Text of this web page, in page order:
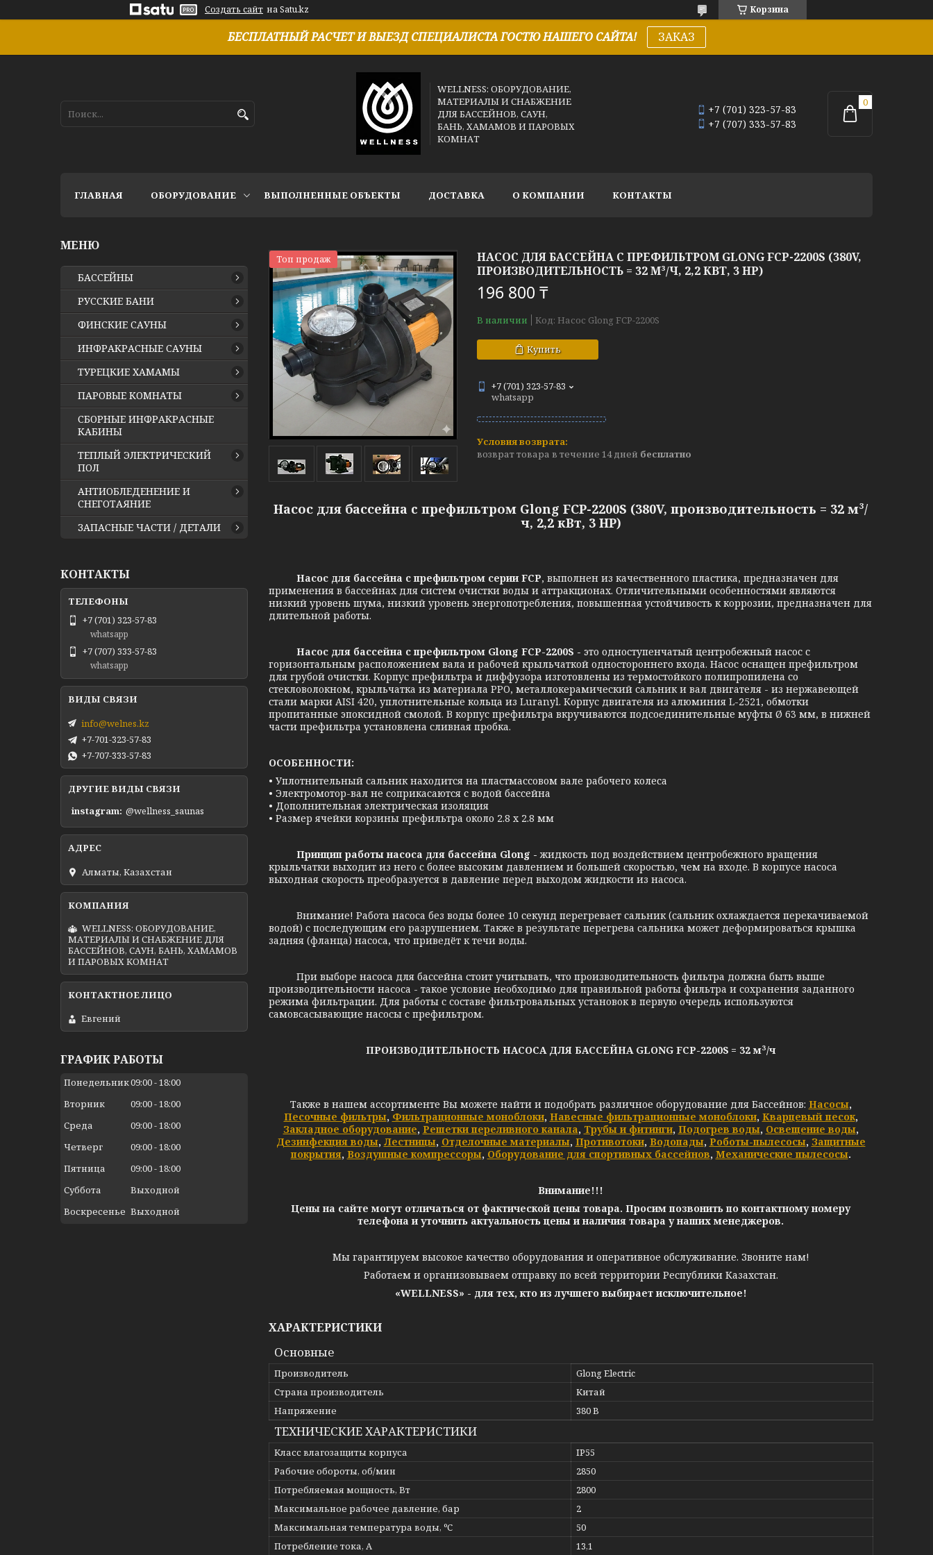
Создать сайт на Satu.kz Корзина
БЕСПЛАТНЫЙ РАСЧЕТ И ВЫЕЗД СПЕЦИАЛИСТА ГОСТЮ НАШЕГО САЙТА! ЗАКАЗ
WELLNESS: ОБОРУДОВАНИЕ,
МАТЕРИАЛЫ И СНАБЖЕНИЕ
ДЛЯ БАССЕЙНОВ, САУН,
БАНЬ, ХАМАМОВ И ПАРОВЫХ
КОМНАТ
+7 (701) 323-57-83
+7 (707) 333-57-83
ГЛАВНАЯ ОБОРУДОВАНИЕ ВЫПОЛНЕННЫЕ ОБЪЕКТЫ ДОСТАВКА О КОМПАНИИ КОНТАКТЫ
Топ продаж
НАСОС ДЛЯ БАССЕЙНА C ПРЕФИЛЬТРОМ GLONG FCP-2200S (380V,
ПРОИЗВОДИТЕЛЬНОСТЬ = 32 М³/Ч, 2,2 КВТ, 3 HP)
196 800 ₸
В наличии Код: Насос Glong FCP-2200S
Купить
+7 (701) 323-57-83
whatsapp
возврат товара в течение 14 дней бесплатно
Насос для бассейна c префильтром Glong FCP-2200S (380V, производительность = 32 м³/
ч, 2,2 кВт, 3 HP)
Насос для бассейна с префильтром серии FCP, выполнен из качественного пластика, предназначен для
применения в бассейнах для систем очистки воды и аттракционах. Отличительными особенностями являются
низкий уровень шума, низкий уровень энергопотребления, повышенная устойчивость к коррозии, предназначен для
длительной работы.
Насос для бассейна с префильтром Glong FCP-2200S - это одноступенчатый центробежный насос с
горизонтальным расположением вала и рабочей крыльчаткой одностороннего входа. Насос оснащен префильтром
для грубой очистки. Корпус префильтра и диффузора изготовлены из термостойкого полипропилена со
стекловолокном, крыльчатка из материала PPO, металлокерамический сальник и вал двигателя - из нержавеющей
стали марки AISI 420, уплотнительные кольца из Luranyl. Корпус двигателя из алюминия L-2521, обмотки
пропитанные эпоксидной смолой. В корпус префильтра вкручиваются подсоединительные муфты Ø 63 мм, в нижней
части префильтра установлена сливная пробка.
ОСОБЕННОСТИ:
• Уплотнительный сальник находится на пластмассовом вале рабочего колеса
• Электромотор-вал не соприкасаются с водой бассейна
• Дополнительная электрическая изоляция
• Размер ячейки корзины префильтра около 2.8 х 2.8 мм
Принцип работы насоса для бассейна Glong -жидкость под воздействием центробежного вращения
крыльчатки выходит из него с более высоким давлением и большей скоростью, чем на входе. В корпусе насоса
выходная скорость преобразуется в давление перед выходом жидкости из насоса.
Внимание! Работа насоса без воды более 10 секунд перегревает сальник (сальник охлаждается перекачиваемой
водой) с последующим его разрушением. Также в результате перегрева сальника может деформироваться крышка
задняя (фланца) насоса, что приведёт к течи воды.
При выборе насоса для бассейна стоит учитывать, что производительность фильтра должна быть выше
производительности насоса - такое условие необходимо для правильной работы фильтра и сохранения заданного
режима фильтрации. Для работы с составе фильтровальных установок в первую очередь используются
самовсасывающие насосы с префильтром.
ПРОИЗВОДИТЕЛЬНОСТЬ НАСОСА ДЛЯ БАССЕЙНА GLONG FCP-2200S = 32 м³/ч
Также в нашем ассортименте Вы можете найти и подобрать различное оборудование для Бассейнов: Насосы,
Песочные фильтры, Фильтрационные моноблоки, Навесные фильтрационные моноблоки, Кварцевый песок,
Закладное оборудование, Решетки переливного канала, Трубы и фитинги, Подогрев воды, Освещение воды,
Дезинфекция воды, Лестницы, Отделочные материалы, Противотоки, Водопады, Роботы-пылесосы, Защитные
покрытия, Воздушные компрессоры, Оборудование для спортивных бассейнов, Механические пылесосы.
Внимание!!!
Цены на сайте могут отличаться от фактической цены товара. Просим позвонить по контактному номеру
телефона и уточнить актуальность цены и наличия товара у наших менеджеров.
Мы гарантируем высокое качество оборудования и оперативное обслуживание. Звоните нам!
Работаем и организовываем отправку по всей территории Республики Казахстан.
«WELLNESS» - для тех, кто из лучшего выбирает исключительное!
ХАРАКТЕРИСТИКИ
Основные
Производитель
Glong Electric
Страна производитель
Китай
Напряжение
380 В
ТЕХНИЧЕСКИЕ ХАРАКТЕРИСТИКИ
Класс влагозащиты корпуса
IP55
Рабочие обороты, об/мин
2850
Потребляемая мощность, Вт
2800
Максимальное рабочее давление, бар
2
Максимальная температура воды, ºС
50
Потребление тока, А
13,1
БАССЕЙНЫ
РУССКИЕ БАНИ
ФИНСКИЕ САУНЫ
ИНФРАКРАСНЫЕ САУНЫ
ТУРЕЦКИЕ ХАМАМЫ
ПАРОВЫЕ КОМНАТЫ
СБОРНЫЕ ИНФРАКРАСНЫЕ
КАБИНЫ
ТЕПЛЫЙ ЭЛЕКТРИЧЕСКИЙ
ПОЛ
АНТИОБЛЕДЕНЕНИЕ И
СНЕГОТАЯНИЕ
ЗАПАСНЫЕ ЧАСТИ / ДЕТАЛИ
КОНТАКТЫ
+7 (701) 323-57-83
whatsapp
+7 (707) 333-57-83
whatsapp
info@welnes.kz
+7-701-323-57-83
+7-707-333-57-83
ДРУГИЕ ВИДЫ СВЯЗИ
instagram @wellness_saunas
Алматы, Казахстан
WELLNESS: ОБОРУДОВАНИЕ,
МАТЕРИАЛЫ И СНАБЖЕНИЕ ДЛЯ
БАССЕЙНОВ, САУН, БАНЬ, ХАМАМОВ
И ПАРОВЫХ КОМНАТ
Евгений
ГРАФИК РАБОТЫ
Понедельник09:00 18:00
Вторник
09:00 18:00
Среда
09:00 18:00
Четверг
09:00 18:00
Пятница
09:00 18:00
Суббота
Выходной
Воскресенье Выходной